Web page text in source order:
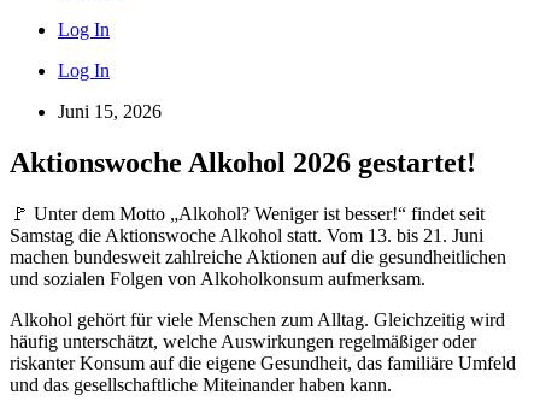
Log In
Log In
Juni 15, 2026
Aktionswoche Alkohol 2026 gestartet!
🚩 Unter dem Motto „Alkohol? Weniger ist besser!“ findet seit
Samstag die Aktionswoche Alkohol statt. Vom 13. bis 21. Juni
machen bundesweit zahlreiche Aktionen auf die gesundheitlichen
und sozialen Folgen von Alkoholkonsum aufmerksam.
Alkohol gehört für viele Menschen zum Alltag. Gleichzeitig wird
häufig unterschätzt, welche Auswirkungen regelmäßiger oder
riskanter Konsum auf die eigene Gesundheit, das familiäre Umfeld
und das gesellschaftliche Miteinander haben kann.